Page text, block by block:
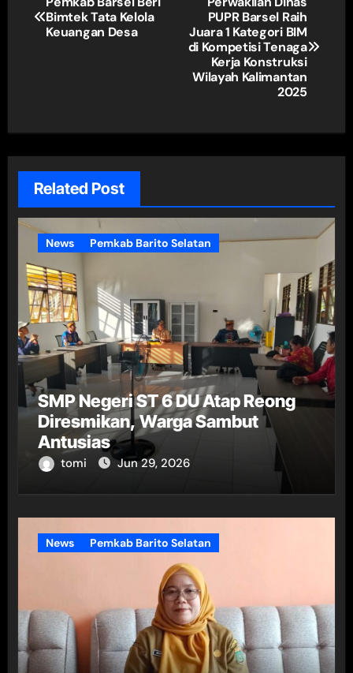
pos
Bimtek Tata Kelola
Keuangan Desa
PUPR Barsel Raih
Juara 1 Kategori BIM
di Kompetisi Tenaga
Kerja Konstruksi
Wilayah Kalimantan
2025
Related Post
News Pemkab Barito Selatan
SMP Negeri ST 6 DU Atap Reong
Diresmikan, Warga Sambut
Antusias
tomi Jun 29, 2026
News Pemkab Barito Selatan